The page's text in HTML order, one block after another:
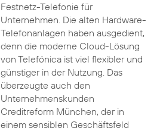
Festnetz-Telefonie für
Unternehmen. Die alten Hardware-
Telefonanlagen haben ausgedient,
denn die moderne Cloud-Lösung
von Telefónica ist viel flexibler und
günstiger in der Nutzung. Das
überzeugte auch den
Unternehmenskunden
Creditreform München, der in
einem sensiblen Geschäftsfeld